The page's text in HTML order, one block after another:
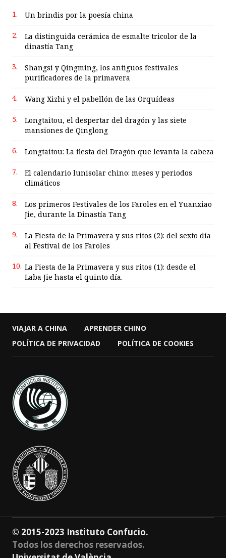
1. Un brindis por la poesía china
2.
La distinguida cerámica de esmalte tricolor de la
dinastía Tang
3.
Shangsi y Qingming, los antiguos festivales
purificadores de la primavera
4. Wang Xizhi y el pabellón de las Orquídeas
5.
Longtaitou, el despertar del dragón y las siete
mansiones de Qinglong
6. Longtaitou: La fiesta del Dragón que levanta la cabeza
7.
El calendario lunisolar chino: meses y periodos
climáticos
8.
Los primeros Festivales de los Faroles en el Yuanxiao
Jie, durante la Dinastía Tang
9.
La Fiesta de la Primavera y sus ritos (2): del sexto día
al Festival de los Faroles
10. La Fiesta de la Primavera y sus ritos (1): desde el
Laba Jie hasta el quinto día.
VIAJAR A CHINA
APRENDER CHINO
POLÍTICA DE PRIVACIDAD
POLÍTICA DE COOKIES
© 2015-2023 Instituto Confucio.
Todos los derechos reservados.